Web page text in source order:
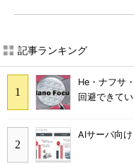
記事ランキング
He・ナフサ
回避できて
AIサーバ向